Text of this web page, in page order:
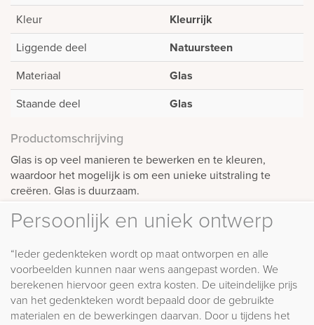
Kleur
Kleurrijk
Liggende deel Natuursteen
Materiaal Glas
Staande deel Glas
Productomschrijving
Glas is op veel manieren te bewerken en te kleuren,
waardoor het mogelijk is om een unieke uitstraling te
creëren. Glas is duurzaam.
Persoonlijk en uniek ontwerp
“Ieder gedenkteken wordt op maat ontworpen en alle
voorbeelden kunnen naar wens aangepast worden. We
berekenen hiervoor geen extra kosten. De uiteindelijke prijs
van het gedenkteken wordt bepaald door de gebruikte
materialen en de bewerkingen daarvan. Door u tijdens het